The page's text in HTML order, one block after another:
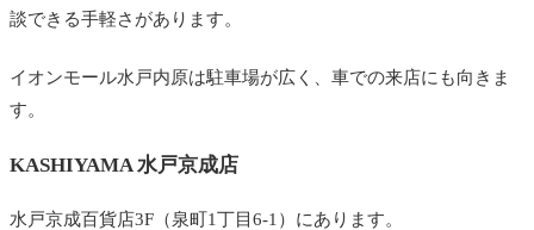
談できる手軽さがあります。
イオンモール水戸内原は駐車場が広く、車での来店にも向きま
す。
KASHIYAMA 水戸京成店
水戸京成百貨店3F（泉町1丁目6-1）にあります。